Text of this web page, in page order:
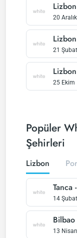
Lizbon
20 Aralık
Lizbon
21 Şubat
Lizbon
25 Ekim
Popüler
Şehirleri
Lizbon
Tanca -
14 Şubat
Bilbao
13 Nisan